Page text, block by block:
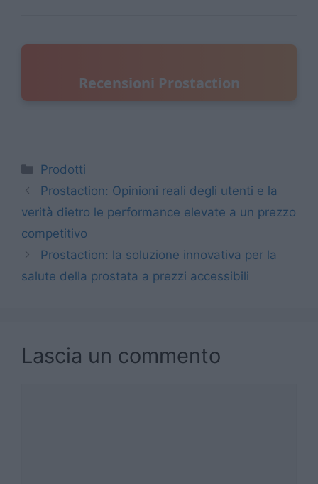
Recensioni Prostaction
Categorie
Prodotti
Prostaction: Opinioni reali degli utenti e la
verità dietro le performance elevate a un prezzo
competitivo
Prostaction: la soluzione innovativa per la
salute della prostata a prezzi accessibili
Lascia un commento